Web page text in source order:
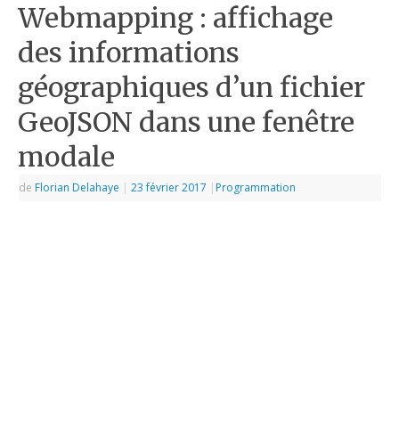
Webmapping : affichage
des informations
géographiques d’un fichier
GeoJSON dans une fenêtre
modale
de Florian Delahaye | 23 février 2017 | Programmation